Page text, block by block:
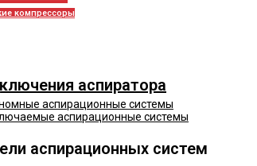
компрессоры
аспиратора
аспирационные системы
аспирационные системы
аспирационных систем